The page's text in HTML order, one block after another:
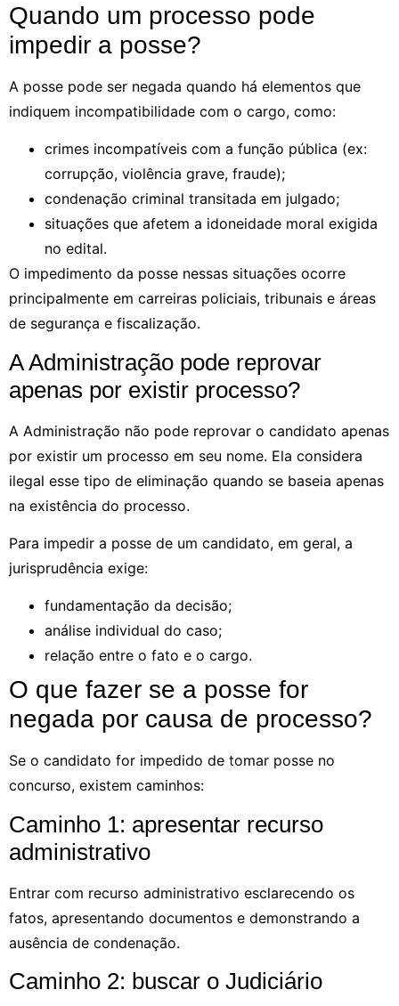
Quando um processo pode
impedir a posse?
A posse pode ser negada quando há elementos que
indiquem incompatibilidade com o cargo, como:
crimes incompatíveis com a função pública (ex:
corrupção, violência grave, fraude);
condenação criminal transitada em julgado;
situações que afetem a idoneidade moral exigida
no edital.
O impedimento da posse nessas situações ocorre
principalmente em carreiras policiais, tribunais e áreas
de segurança e fiscalização.
A Administração pode reprovar
apenas por existir processo?
A Administração não pode reprovar o candidato apenas
por existir um processo em seu nome. Ela considera
ilegal esse tipo de eliminação quando se baseia apenas
na existência do processo.
Para impedir a posse de um candidato, em geral, a
jurisprudência exige:
fundamentação da decisão;
análise individual do caso;
relação entre o fato e o cargo.
O que fazer se a posse for
negada por causa de processo?
Se o candidato for impedido de tomar posse no
concurso, existem caminhos:
Caminho 1: apresentar recurso
administrativo
Entrar com recurso administrativo esclarecendo os
fatos, apresentando documentos e demonstrando a
ausência de condenação.
Caminho 2: buscar o Judiciário